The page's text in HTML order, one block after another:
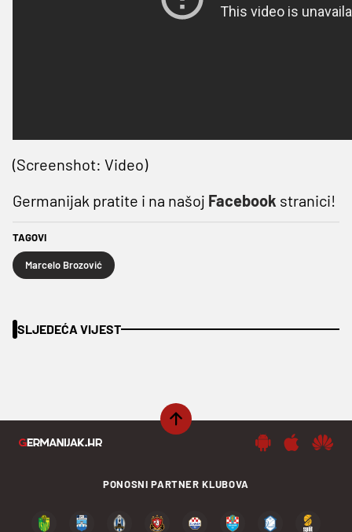
(Screenshot: Video)
Germanijak pratite i na našoj Facebook stranici!
TAGOVI
Marcelo Brozović
SLJEDEĆA VIJEST
PONOSNI PARTNER KLUBOVA